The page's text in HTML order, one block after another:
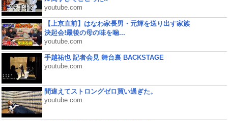
youtube.com
【上京直前】はなわ家長男・元輝を送り出す家族
決起会!最後の母の味を噛...
youtube.com
手越祐也 記者会見 舞台裏 BACKSTAGE
youtube.com
間違えてストロングゼロ買い過ぎた。
youtube.com